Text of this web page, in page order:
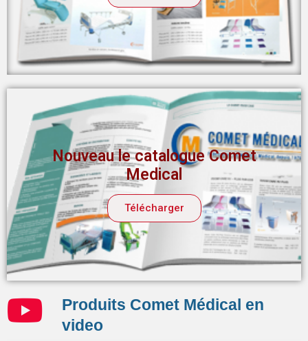
Nouveau le catalogue Comet
Medical
Télécharger
Produits Comet Médical en
video